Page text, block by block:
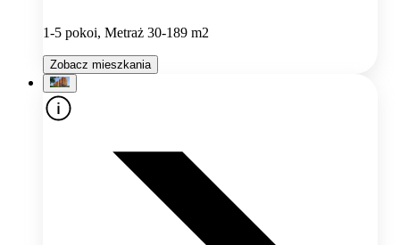
1-5 pokoi, Metraż 30-189 m2
Zobacz mieszkania